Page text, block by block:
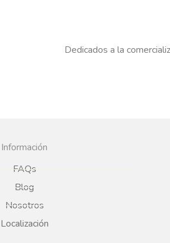
Dedicados a la
Información
FAQs
Blog
Nosotros
Localización